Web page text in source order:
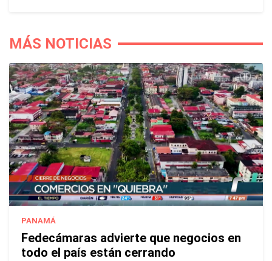
MÁS NOTICIAS
PANAMÁ
Fedecámaras advierte que negocios en
todo el país están cerrando